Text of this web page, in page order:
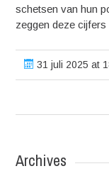
schetsen van hun
zeggen deze cijfers
31 juli 2025 at
Archives